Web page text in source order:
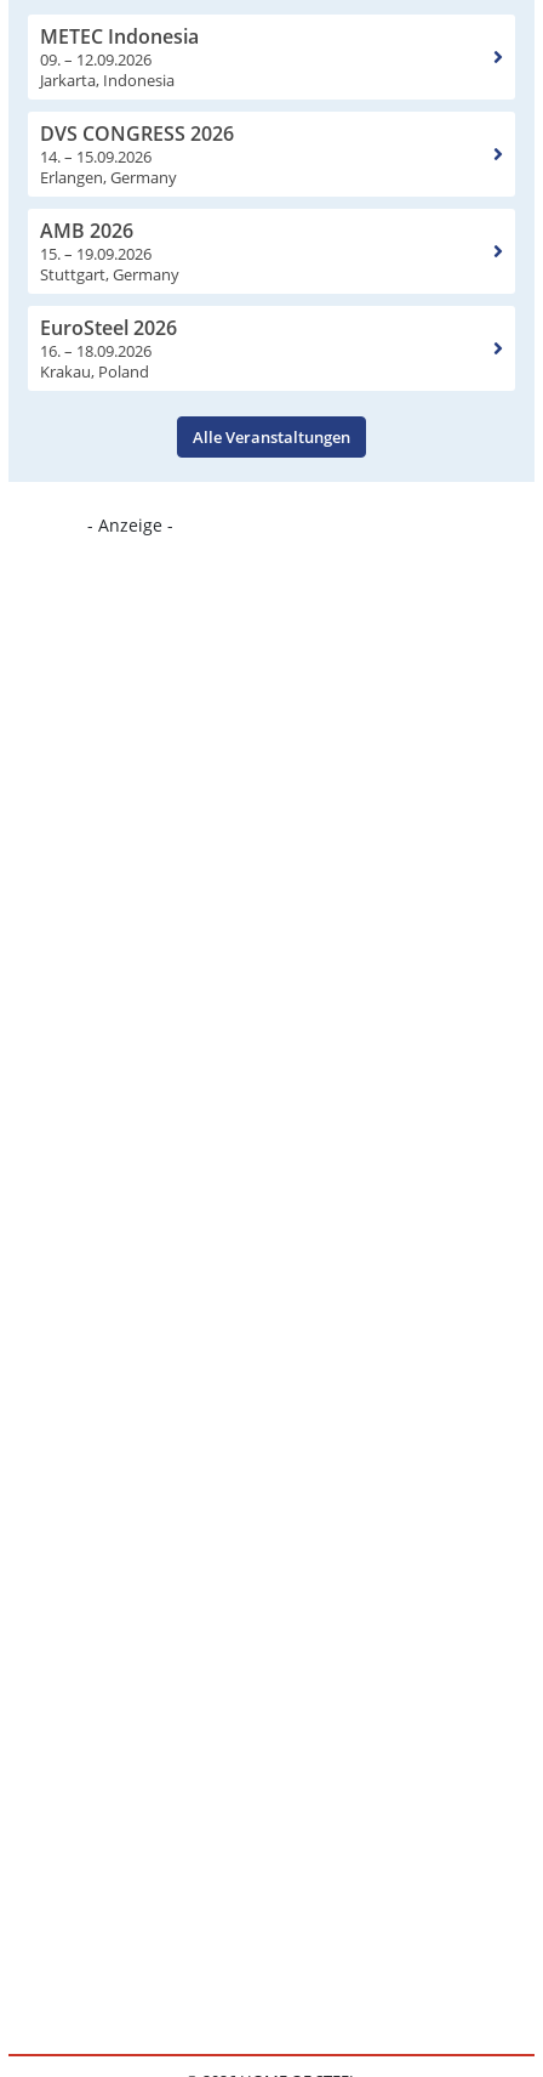
METEC Indonesia
09. – 12.09.2026
Jarkarta, Indonesia
DVS CONGRESS 2026
14. – 15.09.2026
Erlangen, Germany
AMB 2026
15. – 19.09.2026
Stuttgart, Germany
EuroSteel 2026
16. – 18.09.2026
Krakau, Poland
Alle Veranstaltungen
- Anzeige -